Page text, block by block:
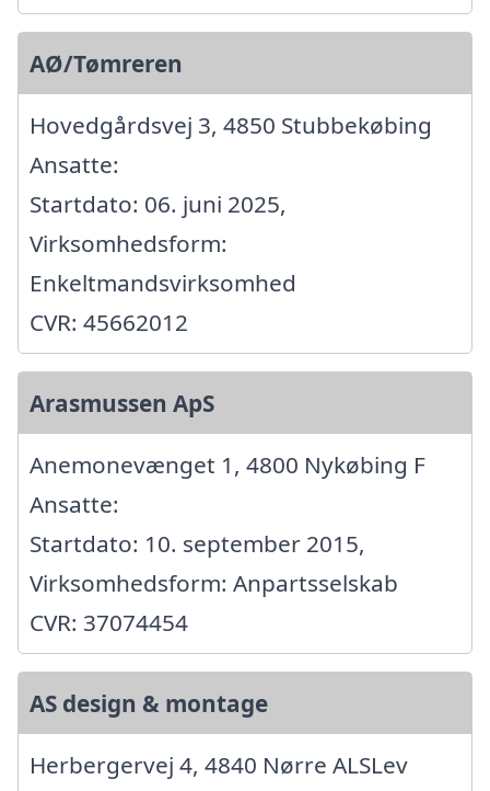
AØ/Tømreren
Hovedgårdsvej 3, 4850 Stubbekøbing
Ansatte:
Startdato: 06. juni 2025,
Virksomhedsform:
Enkeltmandsvirksomhed
CVR: 45662012
Arasmussen ApS
Anemonevænget 1, 4800 Nykøbing F
Ansatte:
Startdato: 10. september 2015,
Virksomhedsform: Anpartsselskab
CVR: 37074454
AS design & montage
Herbergervej 4, 4840 Nørre ALSLev